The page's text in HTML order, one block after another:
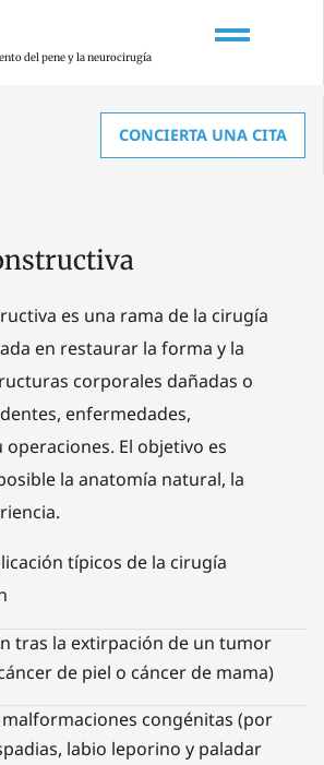
del pene y la neurocirugía
CONCIERTA UNA CITA
AGRANDAMIENTO DE PENE, ANATOMÍA Y
es una rama de la cirugía
en restaurar la forma y la
corporales dañadas o
enfermedades,
El objetivo es
la anatomía natural, la
típicos de la cirugía
tras la extirpación de un tumor
de piel o cáncer de mama)
congénitas (por
labio leporino y paladar